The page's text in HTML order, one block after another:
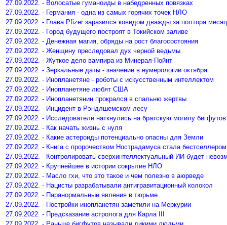
27.09.2022. - Волосатые гуманоиды в набедренных повязках
27.09.2022. - Германия - одна из самых горячих точек НЛО
27.09.2022. - Глава Pfizer заразился ковидом дважды за полтора
27.09.2022. - Город будущего построят в Токийском заливе
27.09.2022. - Денежная магия, обряды на рост благосостояния
27.09.2022. - Женщину преследовал дух черной ведьмы
27.09.2022. - Жуткое дело вампира из Минерал-Пойнт
27.09.2022. - Зеркальные даты - значение в нумерологии октября
27.09.2022. - Инопланетяне - роботы с искусственным интеллектом
27.09.2022. - Инопланетяне любят США
27.09.2022. - Инопланетянин прокрался в спальню жертвы
27.09.2022. - Инцидент в Рэндлшемском лесу
27.09.2022. - Исследователи наткнулись на братскую могилу бигфутов
27.09.2022. - Как начать жизнь с нуля
27.09.2022. - Какие астероиды потенциально опасны для Земли
27.09.2022. - Книга с пророчеством Нострадамуса стала бестселлером
27.09.2022. - Контролировать сверхинтеллектуальный ИИ будет
27.09.2022. - Крупнейшее в истории сокрытие НЛО
27.09.2022. - Масло гхи, что это такое и чем полезно в аюрведе
27.09.2022. - Нацисты разрабатывали антигравитационный колокол
27.09.2022. - Паранормальные явления в тюрьме
27.09.2022. - Постройки инопланетян заметили на Меркурии
27.09.2022. - Предсказание астролога для Карла III